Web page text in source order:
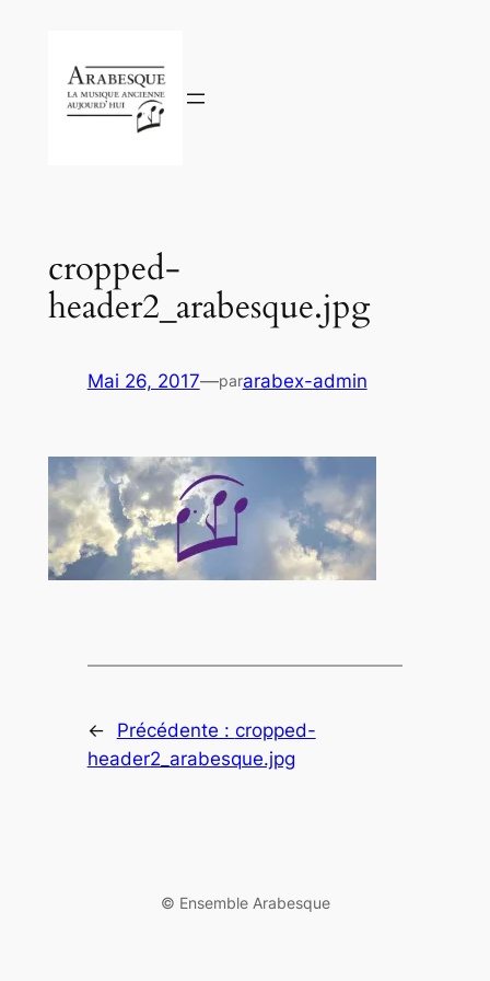
contenu
cropped-
header2_arabesque.jpg
Mai 26, 2017—pararabex-admin
← Précédente : cropped-
header2_arabesque.jpg
©️ Ensemble Arabesque